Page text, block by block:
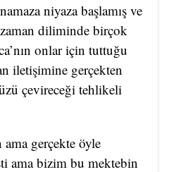
niyaza başlamış ve
diliminde birçok
onlar için tuttuğu
iletişimine gerçekten
çevireceği tehlikeli
gerçekte öyle
ama bizim bu mektebin